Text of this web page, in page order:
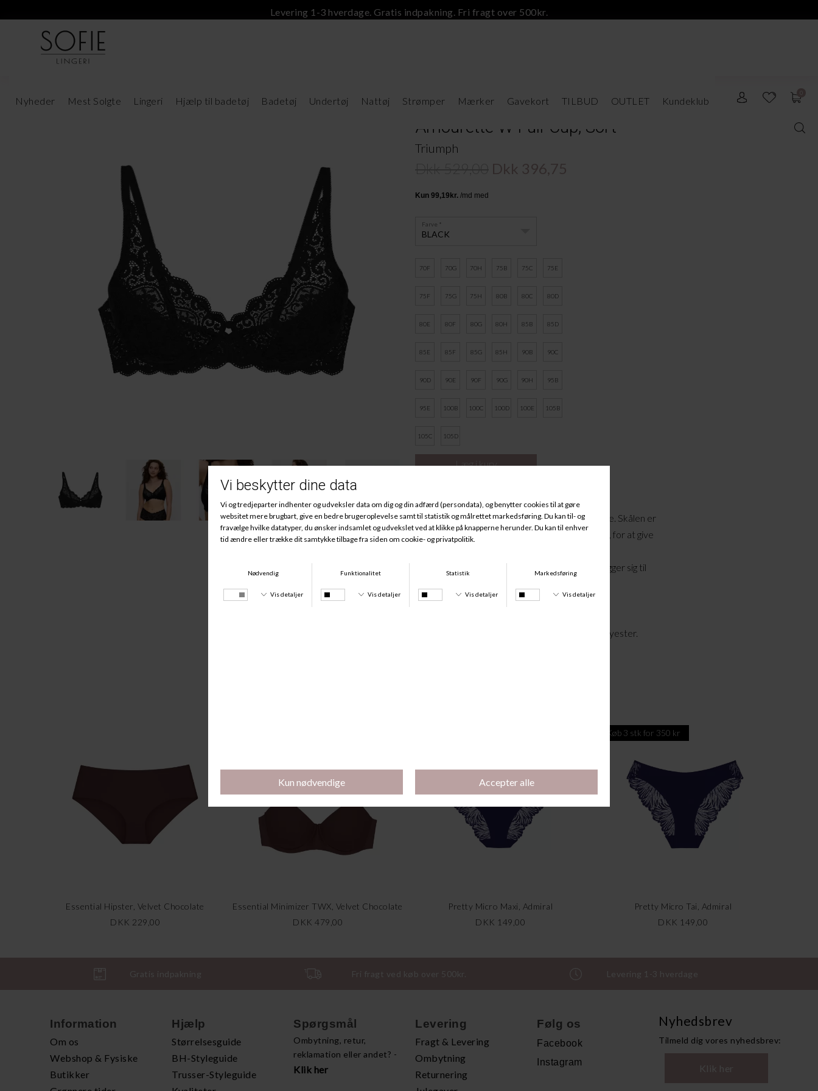
Levering 1-3 hverdage. Gratis indpakning. Fri fragt over 500kr.
Nyheder Mest Solgte Lingeri Hjælp til badetøj Badetøj Undertøj Nattøj Strømper Mærker Gavekort TILBUD OUTLET Kundeklub
Amourette W Full-Cup, Sort
Triumph
Dkk 396,75
BLACK
Farve
70F 70G 70H 75B 75C 75E
75F 75G 75H 80B 80C 80D
80E 80F 80G 80H 85B 85D
85E 85F 85G 85H 90B 90C
90D 90E 90F 90G 90H 95B
95E 100B 100C 100D 100E 105B
105C 105D
Amourette
En bh med bøjle og uden vattering, i en sort farve. Skålen er
inddelt i to, den nederste del af skålen har to lag, for at give
Den øverste del af skålen er en blonde, som lægger sig til
62% Polyamid, 24% Elastan, 8% Lyocell, 6% Polyester.
Essential Hipster, Velvet Chocolate
DKK 229,00
Essential Minimizer TWX, Velvet Chocolate
DKK 479,00
Pretty Micro Maxi, Admiral
DKK 149,00
Køb 3 stk for 350 kr
Pretty Micro Tai, Admiral
DKK 149,00
Gratis indpakning Fri fragt ved køb over 500kr. Levering 1-3 hverdage
Information
Om os
Webshop & Fysiske
Butikker
Hjælp
Størrelsesguide
BH-Styleguide
Trusser-Styleguide
Spørgsmål
Ombytning, retur,
reklamation eller andet? -
Klik her
Levering
Fragt & Levering
Ombytning
Returnering
Følg os
Facebook
Instagram
Nyhedsbrev
Tilmeld dig vores nyhedsbrev:
Klik her